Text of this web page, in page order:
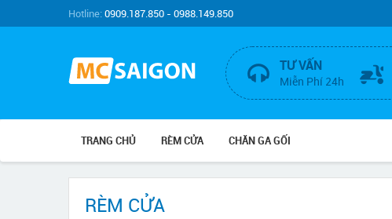
Hotline:0909.187.850 - 0988.149.850
TƯ VẤN
Miễn Phí 24h
TRANG CHỦ RÈM CỬA CHĂN GA GỐI
RÈM CỬA